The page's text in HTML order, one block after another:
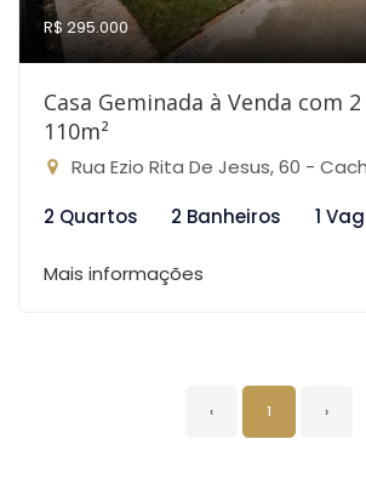
R$ 295.000
Casa Geminada à Venda com
110m²
Rua Ezio Rita De Jesus, 60 - Cachoeira,
2 Quartos
2 Banheiros 1
Mais informações
‹ 1 ›